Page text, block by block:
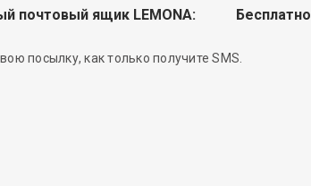
почтовый ящик LEMONA:
Бесплатно
посылку, как только получите SMS.